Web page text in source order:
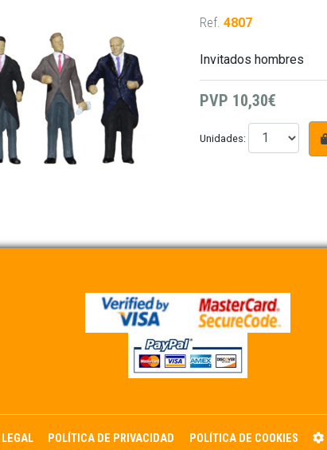
Ref. 4807
Invitados hombres
PVP 10,30€
Unidades:
POLÍTICA DE PRIVACIDAD POLÍTICA DE COOKIES